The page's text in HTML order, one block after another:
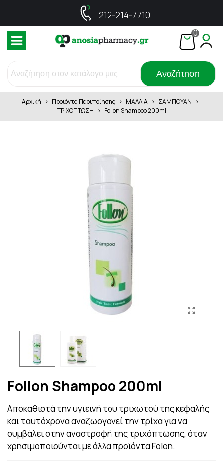
212-214-7710
0
Αναζήτηση
Αρχική > Προϊόντα Περιποίησης > ΜΑΛΛΙΑ > ΣΑΜΠΟΥΑΝ >
ΤΡΙΧΟΠΤΩΣΗ > Follon Shampoo 200ml
Follon Shampoo 200ml
Αποκαθιστά την υγιεινή του τριχωτού της κεφαλής
και ταυτόχρονα αναζωογονεί την τρίχα για να
συμβάλει στην αναστροφή της τριχόπτωσης, όταν
χρησιμοποιούνται με άλλα προϊόντα Folon.